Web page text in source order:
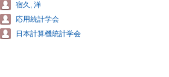
宿久, 洋
応用統計学会
日本計算機統計学会